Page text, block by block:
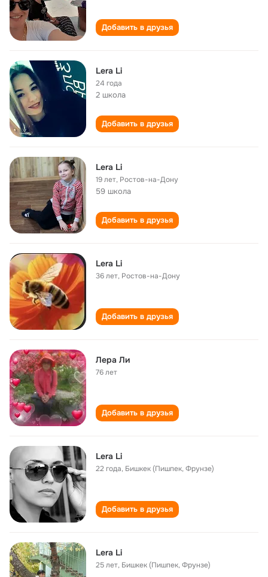
Добавить в друзья
Lera Li
24 года
2 школа
Добавить в друзья
Lera Li
19 лет, Ростов-на-Дону
59 школа
Добавить в друзья
Lera Li
36 лет, Ростов-на-Дону
Добавить в друзья
Лера Ли
76 лет
Добавить в друзья
Lera Li
22 года, Бишкек (Пишпек, Фрунзе)
Добавить в друзья
Lera Li
25 лет, Бишкек (Пишпек, Фрунзе)